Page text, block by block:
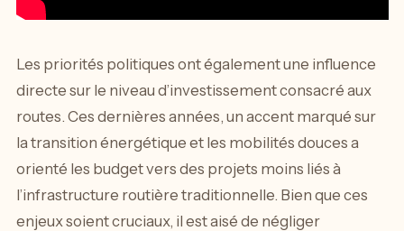
Les priorités politiques ont également une influence
directe sur le niveau d’investissement consacré aux
routes. Ces dernières années, un accent marqué sur
la transition énergétique et les mobilités douces a
orienté les budget vers des projets moins liés à
l’infrastructure routière traditionnelle. Bien que ces
enjeux soient cruciaux, il est aisé de négliger